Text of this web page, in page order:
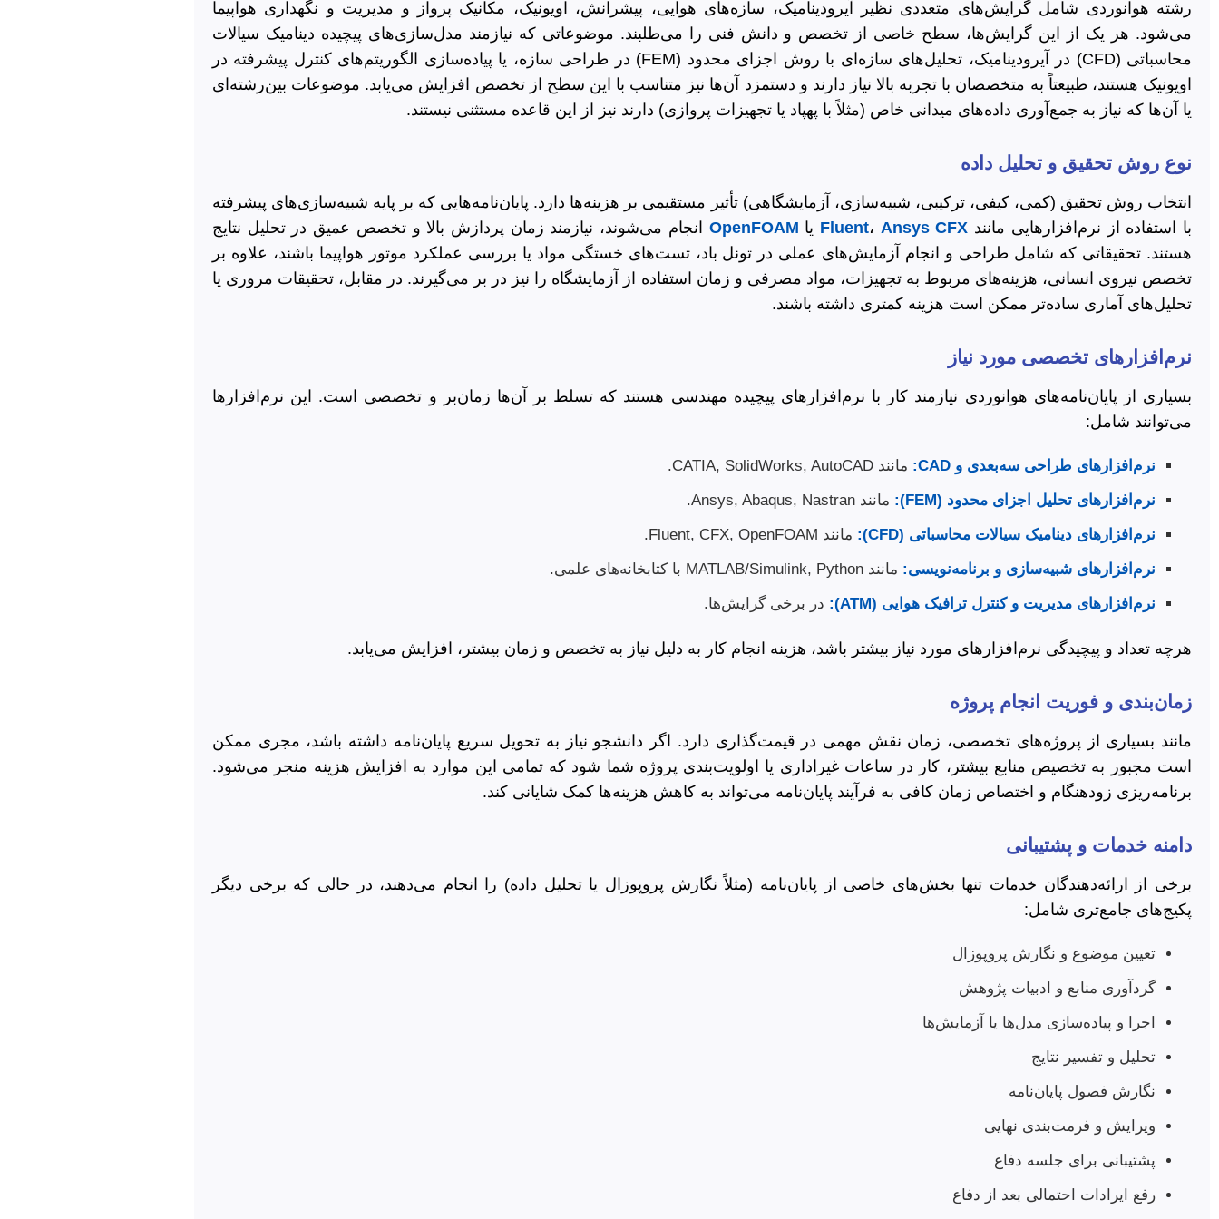
رشته هوانوردی شامل گرایش‌های متعددی نظیر آیرودینامیک، سازه‌های هوایی، پیشرانش، اویونیک، مکانیک پرواز و مدیریت و نگهداری هواپیما
می‌شود. هر یک از این گرایش‌ها، سطح خاصی از تخصص و دانش فنی را می‌طلبند. موضوعاتی که نیازمند مدل‌سازی‌های پیچیده دینامیک سیالات
محاسباتی (CFD) در آیرودینامیک، تحلیل‌های سازه‌ای با روش اجزای محدود (FEM) در طراحی سازه، یا پیاده‌سازی الگوریتم‌های کنترل پیشرفته در
اویونیک هستند، طبیعتاً به متخصصان با تجربه بالا نیاز دارند و دستمزد آن‌ها نیز متناسب با این سطح از تخصص افزایش می‌یابد. موضوعات بین‌رشته‌ای
یا آن‌ها که نیاز به جمع‌آوری داده‌های میدانی خاص (مثلاً با پهپاد یا تجهیزات پروازی) دارند نیز از این قاعده مستثنی نیستند.
نوع روش تحقیق و تحلیل داده
انتخاب روش تحقیق (کمی، کیفی، ترکیبی، شبیه‌سازی، آزمایشگاهی) تأثیر مستقیمی بر هزینه‌ها دارد. پایان‌نامه‌هایی که بر پایه شبیه‌سازی‌های پیشرفته
با استفاده از نرم‌افزارهایی مانند
Fluent، Ansys CFX یا OpenFOAM انجام می‌شوند، نیازمند زمان پردازش بالا و تخصص عمیق در تحلیل نتایج
هستند. تحقیقاتی که شامل طراحی و انجام آزمایش‌های عملی در تونل باد، تست‌های خستگی مواد یا بررسی عملکرد موتور هواپیما باشند، علاوه بر
تخصص نیروی انسانی، هزینه‌های مربوط به تجهیزات، مواد مصرفی و زمان استفاده از آزمایشگاه را نیز در بر می‌گیرند. در مقابل، تحقیقات مروری یا
تحلیل‌های آماری ساده‌تر ممکن است هزینه کمتری داشته باشند.
نرم‌افزارهای تخصصی مورد نیاز
بسیاری از پایان‌نامه‌های هوانوردی نیازمند کار با نرم‌افزارهای پیچیده مهندسی هستند که تسلط بر آن‌ها زمان‌بر و تخصصی است. این نرم‌افزارها
می‌توانند شامل:
نرم‌افزارهای طراحی سه‌بعدی و CAD:
مانند CATIA, SolidWorks, AutoCAD.
نرم‌افزارهای تحلیل اجزای محدود (FEM):
مانند Ansys, Abaqus, Nastran.
نرم‌افزارهای دینامیک سیالات محاسباتی (CFD):
مانند Fluent, CFX, OpenFOAM.
نرم‌افزارهای شبیه‌سازی و برنامه‌نویسی: مانند MATLAB/Simulink, Python با کتابخانه‌های علمی.
نرم‌افزارهای مدیریت و کنترل ترافیک هوایی (ATM):
در برخی گرایش‌ها.
هرچه تعداد و پیچیدگی نرم‌افزارهای مورد نیاز بیشتر باشد، هزینه انجام کار به دلیل نیاز به تخصص و زمان بیشتر، افزایش می‌یابد.
زمان‌بندی و فوریت انجام پروژه
مانند بسیاری از پروژه‌های تخصصی، زمان نقش مهمی در قیمت‌گذاری دارد. اگر دانشجو نیاز به تحویل سریع پایان‌نامه داشته باشد، مجری ممکن
است مجبور به تخصیص منابع بیشتر، کار در ساعات غیراداری یا اولویت‌بندی پروژه شما شود که تمامی این موارد به افزایش هزینه منجر می‌شود.
برنامه‌ریزی زودهنگام و اختصاص زمان کافی به فرآیند پایان‌نامه می‌تواند به کاهش هزینه‌ها کمک شایانی کند.
دامنه خدمات و پشتیبانی
برخی از ارائه‌دهندگان خدمات تنها بخش‌های خاصی از پایان‌نامه (مثلاً نگارش پروپوزال یا تحلیل داده) را انجام می‌دهند، در حالی که برخی دیگر
پکیج‌های جامع‌تری شامل:
تعیین موضوع و نگارش پروپوزال
گردآوری منابع و ادبیات پژوهش
اجرا و پیاده‌سازی مدل‌ها یا آزمایش‌ها
تحلیل و تفسیر نتایج
نگارش فصول پایان‌نامه
ویرایش و فرمت‌بندی نهایی
پشتیبانی برای جلسه دفاع
رفع ایرادات احتمالی بعد از دفاع